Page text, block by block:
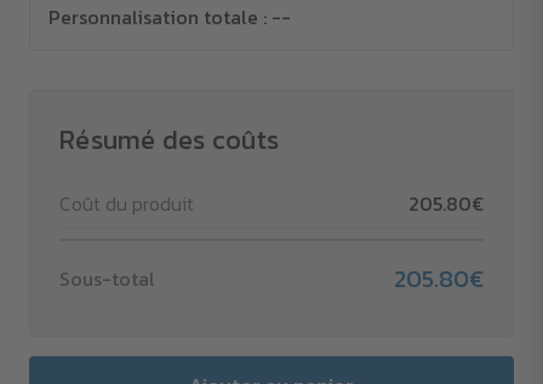
Personnalisation totale : --
Résumé des coûts
Coût du produit 205.80€
Sous-total 205.80€